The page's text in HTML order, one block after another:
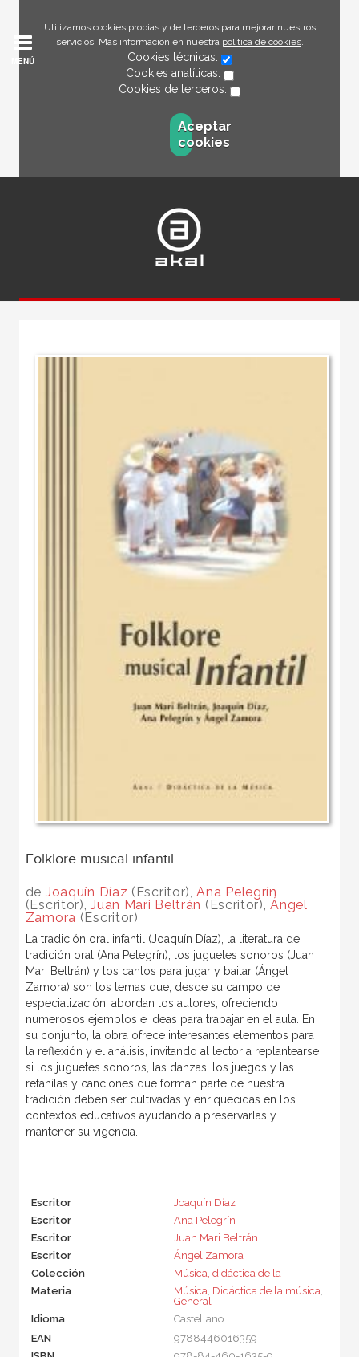
Utilizamos cookies propias y de terceros para mejorar nuestros
servicios. Más información en nuestra política de cookies.
Cookies técnicas:
Cookies analíticas:
Cookies de terceros:
Aceptar
cookies
MENÚ
Folklore musical infantil
de Joaquín Díaz (Escritor),Ana Pelegrín
(Escritor),Juan Mari Beltrán (Escritor),Ángel
Zamora (Escritor)
La tradición oral infantil (Joaquín Díaz), la literatura de
tradición oral (Ana Pelegrín), los juguetes sonoros (Juan
Mari Beltrán) y los cantos para jugar y bailar (Ángel
Zamora) son los temas que, desde su campo de
especialización, abordan los autores, ofreciendo
numerosos ejemplos e ideas para trabajar en el aula. En
su conjunto, la obra ofrece interesantes elementos para
la reflexión y el análisis, invitando al lector a replantearse
si los juguetes sonoros, las danzas, los juegos y las
retahílas y canciones que forman parte de nuestra
tradición deben ser cultivadas y enriquecidas en los
contextos educativos ayudando a preservarlas y
mantener su vigencia.
Escritor
Joaquín Díaz
Escritor
Ana Pelegrín
Escritor
Juan Mari Beltrán
Escritor
Ángel Zamora
Colección
Música, didáctica de la
Materia
Música, Didáctica de la música,
General
Idioma
Castellano
EAN
9788446016359